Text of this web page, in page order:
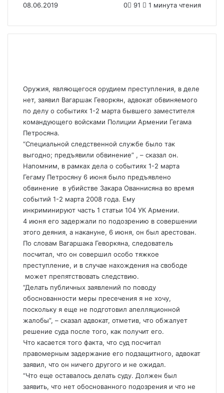
08.06.2019 0 91 1 минута чтения
Оружия, являющегося орудием преступления, в деле
нет, заявил Вагаршак Геворкян, адвокат обвиняемого
по делу о событиях 1-2 марта бывшего заместителя
командующего войсками Полиции Армении Гегама
Петросяна.
“Специальной следственной службе было так
выгодно; предъявили обвинение” , – сказал он.
Напомним, в рамках дела о событиях 1-2 марта
Гегаму Петросяну 6 июня было предъявлено
обвинение в убийстве Закара Ованнисяна во время
событий 1-2 марта 2008 года. Ему
инкриминируют часть 1 статьи 104 УК Армении.
4 июня его задержали по подозрению в совершении
этого деяния, а накануне, 6 июня, он был арестован.
По словам Вагаршака Геворкяна, следователь
посчитал, что он совершил особо тяжкое
преступление, и в случае нахождения на свободе
может препятствовать следствию.
“Делать публичных заявлений по поводу
обоснованности меры пресечения я не хочу,
поскольку я еще не подготовил апелляционной
жалобы”, – сказал адвокат, отметив, что обжалует
решение суда после того, как получит его.
Что касается того факта, что суд посчитал
правомерным задержание его подзащитного, адвокат
заявил, что он ничего другого и не ожидал.
“Что еще оставалось делать суду. Должен был
заявить, что нет обоснованного подозрения и что не